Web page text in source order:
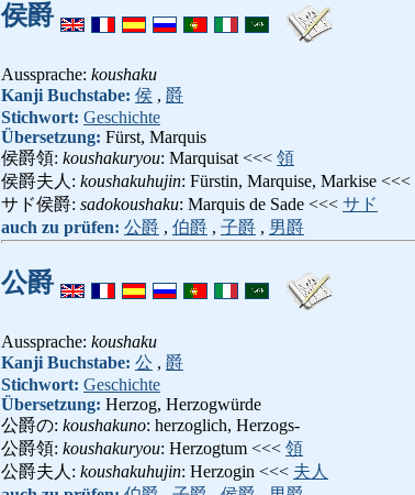
侯爵
Aussprache: koushaku
Kanji Buchstabe: 侯 , 爵
Stichwort: Geschichte
Übersetzung: Fürst, Marquis
侯爵領: koushakuryou: Marquisat <<< 領
侯爵夫人: koushakuhujin: Fürstin, Marquise, Markise <<<
サド侯爵: sadokoushaku: Marquis de Sade <<< サド
auch zu prüfen: 公爵 , 伯爵 , 子爵 , 男爵
公爵
Aussprache: koushaku
Kanji Buchstabe: 公 , 爵
Stichwort: Geschichte
Übersetzung: Herzog, Herzogwürde
公爵の: koushakuno: herzoglich, Herzogs-
公爵領: koushakuryou: Herzogtum <<< 領
公爵夫人: koushakuhujin: Herzogin <<< 夫人